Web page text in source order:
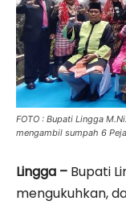
FOTO : Bupati Lingga
mengambil sumpah 6
Lingga – Bupati
mengukuhkan,